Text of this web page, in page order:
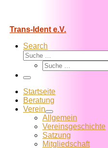
Trans-Ident e.V.
Search
Suche
Suche
Menü
Startseite
Beratung
Verein
Allgemein
Vereins­geschichte
Satzung
Mitglied­schaft